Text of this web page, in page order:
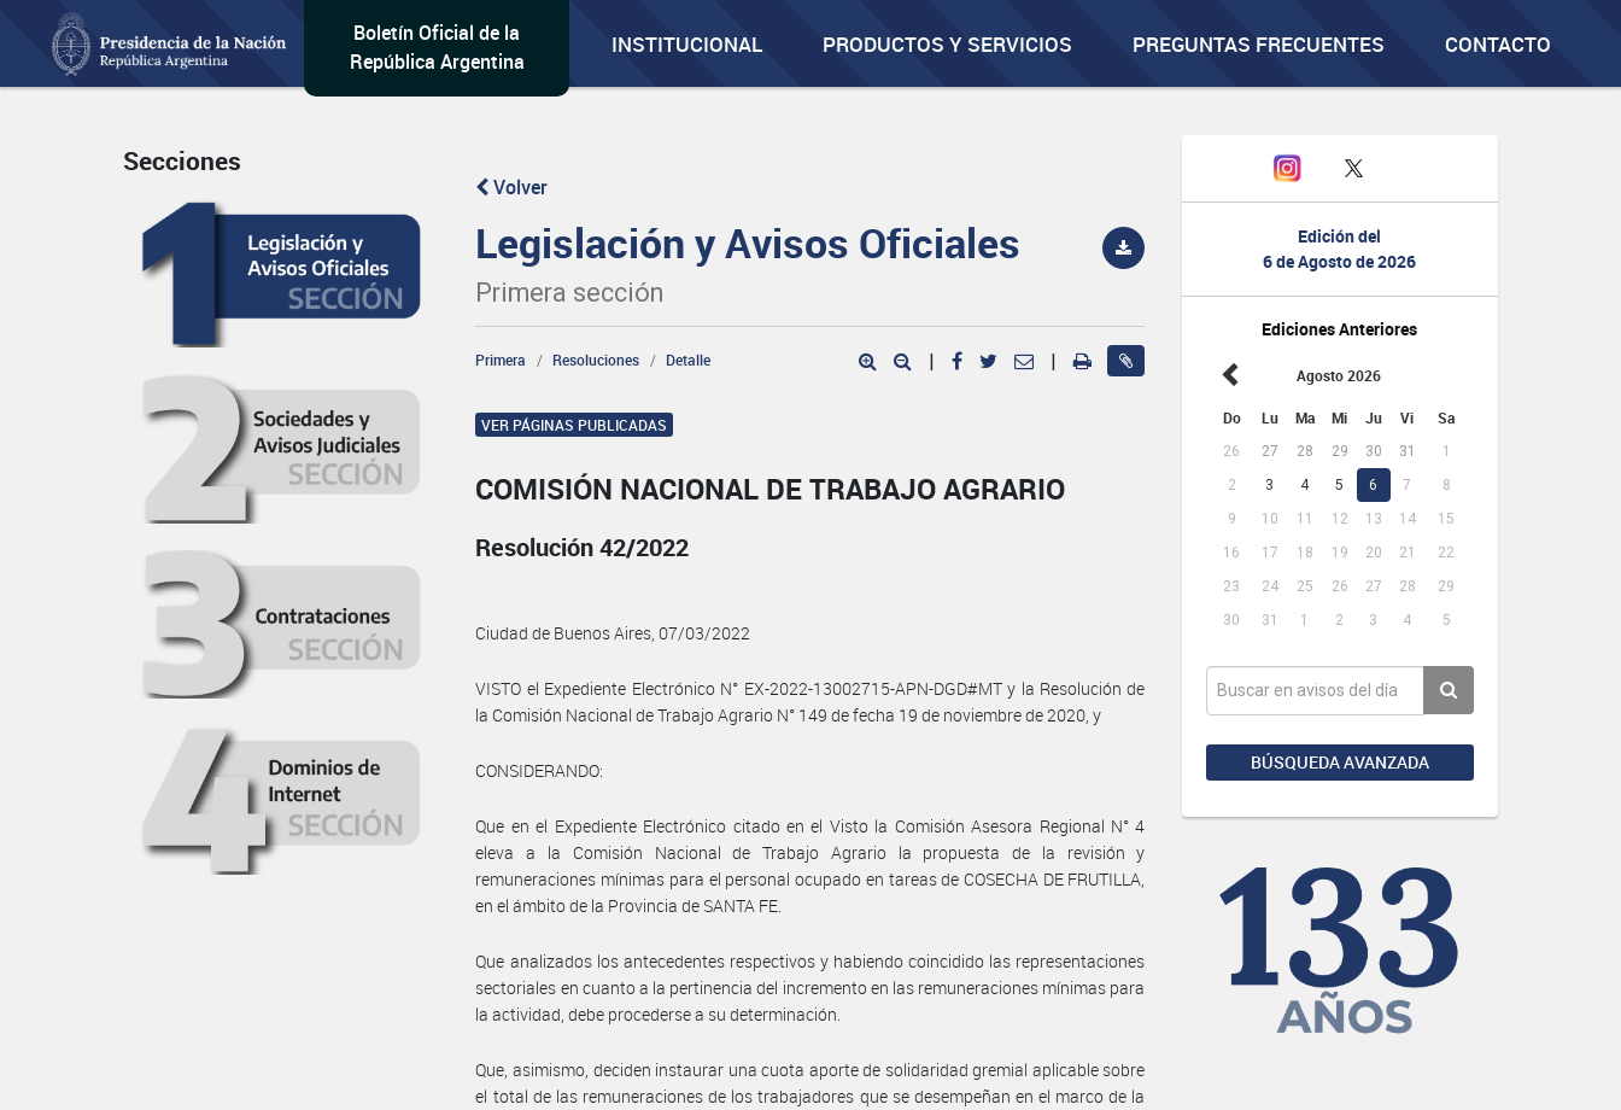
Boletín Oficial de la
República Argentina
INSTITUCIONAL PRODUCTOS Y SERVICIOS PREGUNTAS FRECUENTES CONTACTO
Edición del
6 de Agosto de 2026
Ediciones Anteriores
Agosto 2026
Do Lu Ma Mi Ju Vi Sa
26 27 28 29 30 31
1
2
3 4 5 6 7
8
9
10 11 12 13 14
15
16
17 18 19 20 21
22
23
24 25 26 27 28
29
30
31 1 2 3 4 5
BÚSQUEDA AVANZADA
Secciones
Volver
Legislación y Avisos Oficiales
Primera sección
Primera Resoluciones Detalle | |
VER PÁGINAS PUBLICADAS
COMISIÓN NACIONAL DE TRABAJO AGRARIO
Resolución 42/2022
Ciudad de Buenos Aires, 07/03/2022
VISTO el Expediente Electrónico N° EX-2022-13002715-APN-DGD#MT y la Resolución de
la Comisión Nacional de Trabajo Agrario N° 149 de fecha 19 de noviembre de 2020, y
CONSIDERANDO:
Que en el Expediente Electrónico citado en el Visto la Comisión Asesora Regional N° 4
eleva a la Comisión Nacional de Trabajo Agrario la propuesta de la revisión y
remuneraciones mínimas para el personal ocupado en tareas de COSECHA DE FRUTILLA,
en el ámbito de la Provincia de SANTA FE.
Que analizados los antecedentes respectivos y habiendo coincidido las representaciones
sectoriales en cuanto a la pertinencia del incremento en las remuneraciones mínimas para
la actividad, debe procederse a su determinación.
Que, asimismo, deciden instaurar una cuota aporte de solidaridad gremial aplicable sobre
el total de las remuneraciones de los trabajadores que se desempeñan en el marco de la